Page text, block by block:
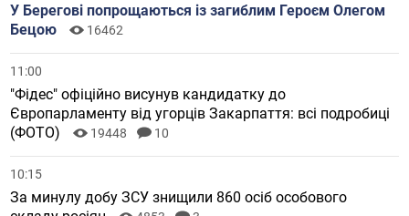
У Берегові попрощаються із загиблим Героєм Олегом
Бецою
16462
11:00
"Фідес" офіційно висунув кандидатку до
Європарламенту від угорців Закарпаття: всі подробиці
(ФОТО)
19448 10
10:15
За минулу добу ЗСУ знищили 860 осіб особового